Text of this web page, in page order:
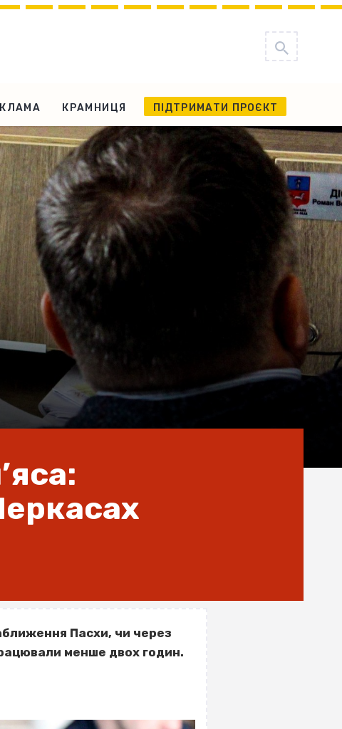
КРАМНИЦЯ ПІДТРИМАТИ ПРОЄКТ
Пасхи, чи через
менше двох годин.